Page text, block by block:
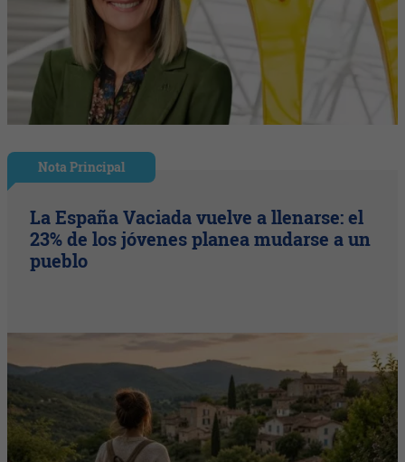
Nota Principal
La España Vaciada vuelve a llenarse: el
23% de los jóvenes planea mudarse a un
pueblo